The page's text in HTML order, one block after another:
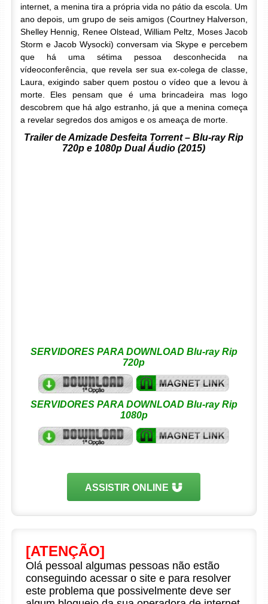
internet, a menina tira a própria vida no pátio da escola. Um
ano depois, um grupo de seis amigos (Courtney Halverson,
Shelley Hennig, Renee Olstead, William Peltz, Moses Jacob
Storm e Jacob Wysocki) conversam via Skype e percebem
que há uma sétima pessoa desconhecida na
vídeoconferência, que revela ser sua ex-colega de classe,
Laura, exigindo saber quem postou o vídeo que a levou à
morte. Eles pensam que é uma brincadeira mas logo
descobrem que há algo estranho, já que a menina começa
a revelar segredos dos amigos e os ameaça de morte.
Trailer de Amizade Desfeita Torrent – Blu-ray Rip
720p e 1080p Dual Áudio (2015)
SERVIDORES PARA DOWNLOAD Blu-ray Rip
720p
SERVIDORES PARA DOWNLOAD Blu-ray Rip
1080p
ASSISTIR ONLINE
[ATENÇÃO]
Olá pessoal algumas pessoas não estão
conseguindo acessar o site e para resolver
este problema que possivelmente deve ser